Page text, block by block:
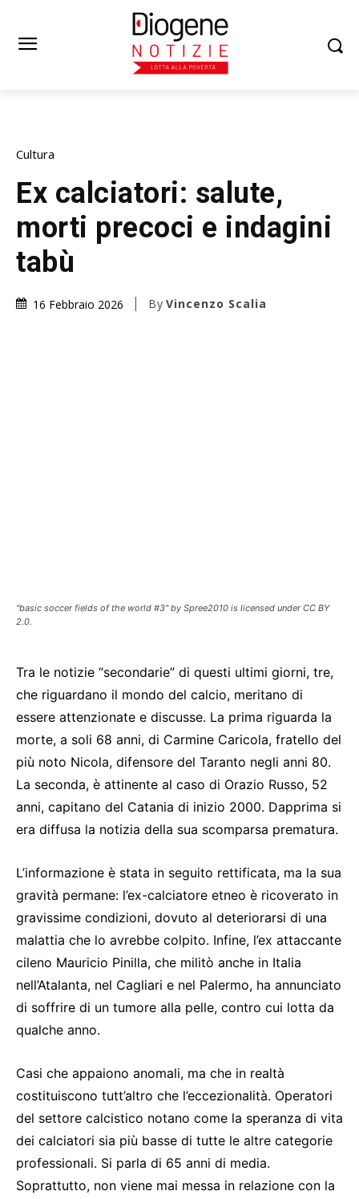
Cultura
Ex calciatori: salute,
morti precoci e indagini
tabù
16 Febbraio 2026 By Vincenzo Scalia
"basic soccer fields of the world #3" by Spree2010 is licensed under CC BY
2.0.
Tra le notizie “secondarie” di questi ultimi giorni, tre,
che riguardano il mondo del calcio, meritano di
essere attenzionate e discusse. La prima riguarda la
morte, a soli 68 anni, di Carmine Caricola, fratello del
più noto Nicola, difensore del Taranto negli anni 80.
La seconda, è attinente al caso di Orazio Russo, 52
anni, capitano del Catania di inizio 2000. Dapprima si
era diffusa la notizia della sua scomparsa prematura.
L’informazione è stata in seguito rettificata, ma la sua
gravità permane: l’ex-calciatore etneo è ricoverato in
gravissime condizioni, dovuto al deteriorarsi di una
malattia che lo avrebbe colpito. Infine, l’ex attaccante
cileno Mauricio Pinilla, che militò anche in Italia
nell’Atalanta, nel Cagliari e nel Palermo, ha annunciato
di soffrire di un tumore alla pelle, contro cui lotta da
qualche anno.
Casi che appaiono anomali, ma che in realtà
costituiscono tutt’altro che l’eccezionalità. Operatori
del settore calcistico notano come la speranza di vita
dei calciatori sia più basse di tutte le altre categorie
professionali. Si parla di 65 anni di media.
Soprattutto, non viene mai messa in relazione con la